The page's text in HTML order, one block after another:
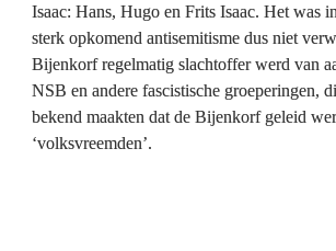
Isaac: Hans, Hugo en Frits Isaac. Het was
sterk opkomend antisemitisme dus niet
Bijenkorf regelmatig slachtoffer werd van
NSB en andere fascistische groeperingen,
bekend maakten dat de Bijenkorf geleid
‘volksvreemden’.